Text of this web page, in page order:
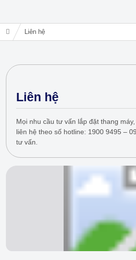
Liên hệ
Liên hệ
Mọi nhu cầu tư vấn lắp đặt thang
liên hệ theo số hotline: 1900 9495 –
tư vấn.